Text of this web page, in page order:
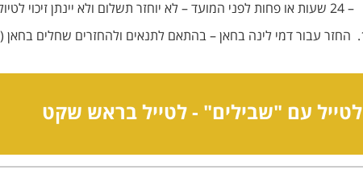
– 24 שעות או פחות לפני המועד – לא יוחזר תשלום ולא יינתן זיכוי לטיול אחר.
החזר עבור דמי לינה בחאן – בהתאם לתנאים ולהחזרים שחלים
לטייל עם "שבילים" - לטייל בראש שקט